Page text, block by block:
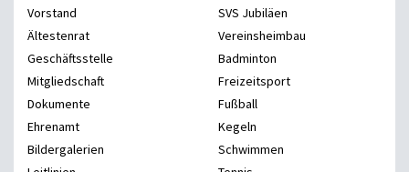
Vorstand
Ältestenrat
Geschäftsstelle
Mitgliedschaft
Dokumente
Ehrenamt
Bildergalerien
SVS Jubiläen
Vereinsheimbau
Badminton
Freizeitsport
Fußball
Kegeln
Schwimmen